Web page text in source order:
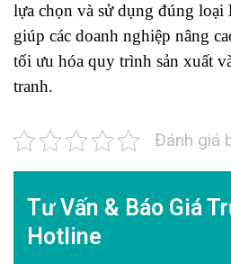
lựa chọn và sử dụng đúng loại
giúp các doanh nghiệp nâng
tối ưu hóa quy trình sản xuất
tranh.
Đánh giá
Tư Vấn & Báo Giá
Hotline